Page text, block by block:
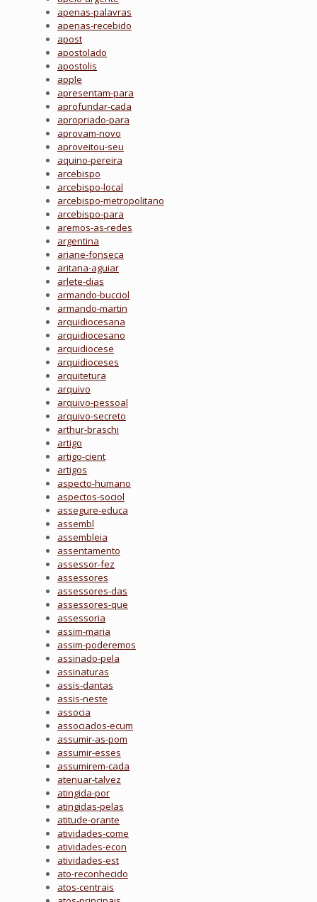
apenas-palavras
apenas-recebido
apost
apostolado
apostolis
apple
apresentam-para
aprofundar-cada
apropriado-para
aprovam-novo
aproveitou-seu
aquino-pereira
arcebispo
arcebispo-local
arcebispo-metropolitano
arcebispo-para
aremos-as-redes
argentina
ariane-fonseca
aritana-aguiar
arlete-dias
armando-bucciol
armando-martin
arquidiocesana
arquidiocesano
arquidiocese
arquidioceses
arquitetura
arquivo
arquivo-pessoal
arquivo-secreto
arthur-braschi
artigo
artigo-cient
artigos
aspecto-humano
aspectos-sociol
assegure-educa
assembl
assembleia
assentamento
assessor-fez
assessores
assessores-das
assessores-que
assessoria
assim-maria
assim-poderemos
assinado-pela
assinaturas
assis-dantas
assis-neste
associa
associados-ecum
assumir-as-pom
assumir-esses
assumirem-cada
atenuar-talvez
atingida-por
atingidas-pelas
atitude-orante
atividades-come
atividades-econ
atividades-est
ato-reconhecido
atos-centrais